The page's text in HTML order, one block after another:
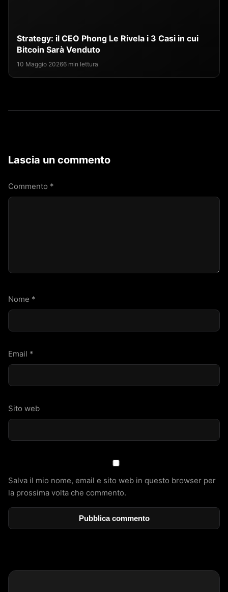
Strategy: il CEO Phong Le Rivela i 3 Casi in cui
Bitcoin Sarà Venduto
10 Maggio 20266 min lettura
Lascia un commento
Commento *
Nome *
Email *
Sito web
Salva il mio nome, email e sito web in questo browser per
la prossima volta che commento.